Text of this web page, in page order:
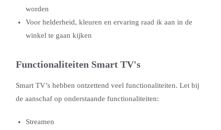
worden
Voor helderheid, kleuren en ervaring raad ik aan in de
winkel te gaan kijken
Functionaliteiten Smart TV's
Smart TV’s hebben ontzettend veel functionaliteiten. Let bij
de aanschaf op onderstaande functionaliteiten:
Streamen